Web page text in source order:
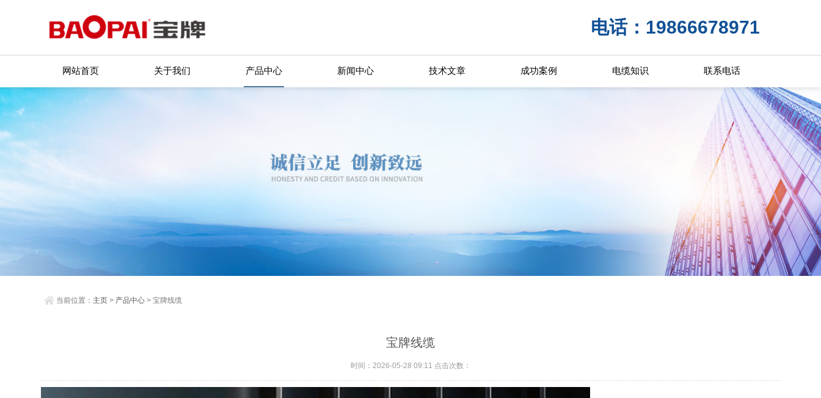
电话：19866678971
网站首页 关于我们 产品中心 新闻中心 技术文章 成功案例 电缆知识 联系电话
当前位置： 主页 > 产品中心 > 宝牌线缆
宝牌线缆
时间：2026-05-28 09:11 点击次数：